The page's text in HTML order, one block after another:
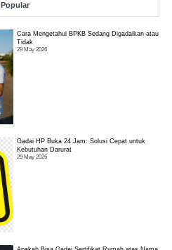
Popular
Cara Mengetahui BPKB Sedang Digadaikan atau
Tidak
29 May 2026
Gadai HP Buka 24 Jam: Solusi Cepat untuk
Kebutuhan Darurat
29 May 2026